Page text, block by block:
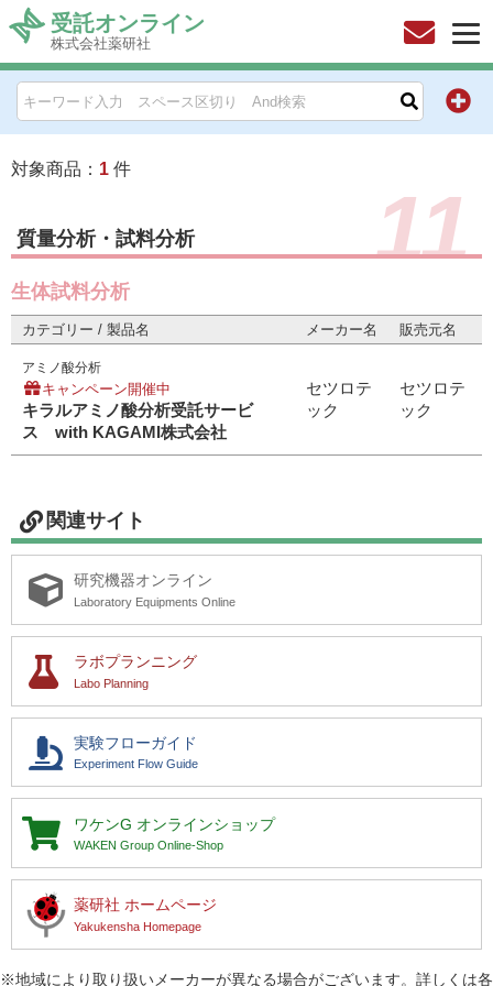
受託オンライン
株式会社薬研社
対象商品： 1 件
質量分析・試料分析 11
生体試料分析
カテゴリー / 製品名 メーカー名 販売元名
アミノ酸分析
キャンペーン開催中
キラルアミノ酸分析受託サービ
ス with KAGAMI株式会社
セツロテ
ック
セツロテ
ック
関連サイト
研究機器オンライン
Laboratory Equipments Online
ラボプランニング
Labo Planning
実験フローガイド
Experiment Flow Guide
ワケンG オンラインショップ
WAKEN Group Online-Shop
薬研社 ホームページ
Yakukensha Homepage
※地域により取り扱いメーカーが異なる場合がございます。詳しくは各
HOME
キャンペーン情報一覧
製品カテゴリー一覧
メーカー別索引
販売元別索引
研究機器オンライン
ラボプランニング
実験フローガイド
ワケンG オンラインショップ
薬研社 ホームページ